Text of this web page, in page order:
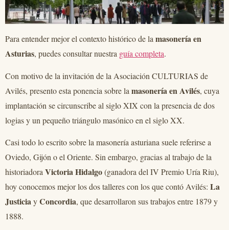
Para entender mejor el contexto histórico de lamasonería en
Asturias, puedes consultar nuestra guía completa.
Con motivo de la invitación de la Asociación CULTURIAS de
Avilés, presento esta ponencia sobre la masonería en Avilés, cuya
implantación se circunscribe al siglo XIX con la presencia de dos
logias y un pequeño triángulo masónico en el siglo XX.
Casi todo lo escrito sobre la masonería asturiana suele referirse a
Oviedo, Gijón o el Oriente. Sin embargo, gracias al trabajo de la
historiadora Victoria Hidalgo(ganadora del IV Premio Uría Riu),
hoy conocemos mejor los dos talleres con los que contó Avilés: La
JusticiayConcordia, que desarrollaron sus trabajos entre 1879 y
1888.